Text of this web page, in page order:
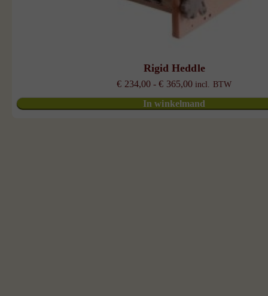
Rigid Heddle
€ 234,00 - € 365,00Prijsklasse:
tot
incl. BTW
In winkelmand